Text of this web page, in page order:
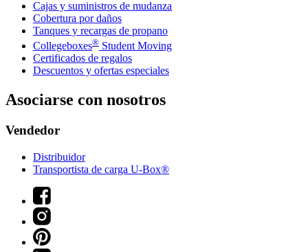
Cajas y suministros de mudanza
Cobertura por daños
Tanques y recargas de propano
Collegeboxes® Student Moving
Certificados de regalos
Descuentos y ofertas especiales
Asociarse con nosotros
Vendedor
Distribuidor
Transportista de carga U-Box®